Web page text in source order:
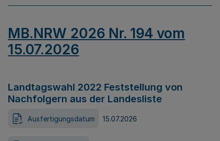
MB.NRW 2026 Nr. 194 vom
15.07.2026
Landtagswahl 2022 Feststellung von
Nachfolgern aus der Landesliste
Ausfertigungsdatum 15.07.2026